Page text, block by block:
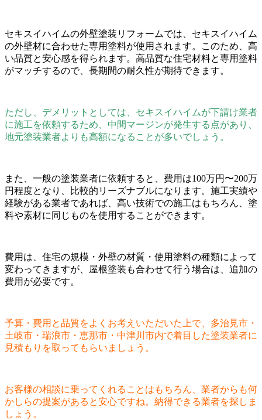
セキスイハイムの外壁塗装リフォームでは、セキスイハイム
の外壁材に合わせた専用塗料が使用されます。このため、高
い品質と安心感を得られます。高品質な住宅材料と専用塗料
がマッチするので、長期間の耐久性が期待できます。
ただし、デメリットとしては、セキスイハイムが下請け業者
に施工を依頼するため、中間マージンが発生する点があり、
地元塗装業者よりも高額になることが多いでしょう。
また、一般の塗装業者に依頼すると、費用は100万円〜200万
円程度となり、比較的リーズナブルになります。施工実績や
経験がある業者であれば、高い技術での施工はもちろん、塗
料や素材に同じものを使用することができます。
費用は、住宅の規模・外壁の材質・使用塗料の種類によって
変わってきますが、屋根塗装も合わせて行う場合は、追加の
費用が必要です。
予算・費用と品質をよくお考えいただいた上で、多治見市・
土岐市・瑞浪市・恵那市・中津川市内で着目した塗装業者に
見積もりを取ってもらいましょう。
お客様の相談に乗ってくれることはもちろん、業者からも何
かしらの提案があると安心ですね。納得できる業者を探しま
しょう。